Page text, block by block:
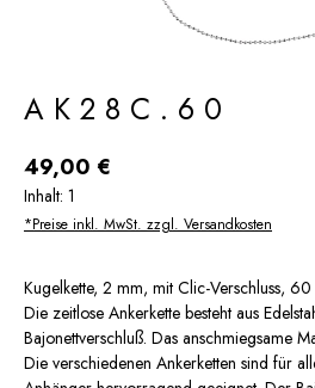
AK28C.60
Regulärer Preis:
49,00 €
Inhalt: 1
*Preise inkl. MwSt. zzgl. Versandkosten
Kugelkette, 2 mm, mit Clic-Verschluss,
Die zeitlose Ankerkette besteht aus
Bajonettverschluß. Das anschmiegsame
Die verschiedenen Ankerketten sind für